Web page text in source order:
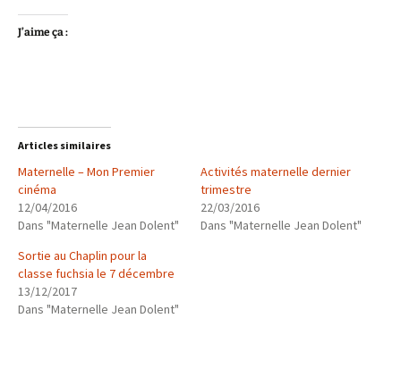
J’aime ça :
Articles similaires
Maternelle – Mon Premier
cinéma
12/04/2016
Dans "Maternelle Jean Dolent"
Activités maternelle dernier
trimestre
22/03/2016
Dans "Maternelle Jean Dolent"
Sortie au Chaplin pour la
classe fuchsia le 7 décembre
13/12/2017
Dans "Maternelle Jean Dolent"